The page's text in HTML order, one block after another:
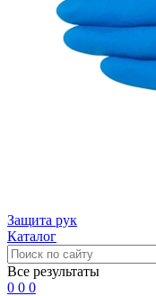
Защита рук
Каталог
Все результаты
0 0 0